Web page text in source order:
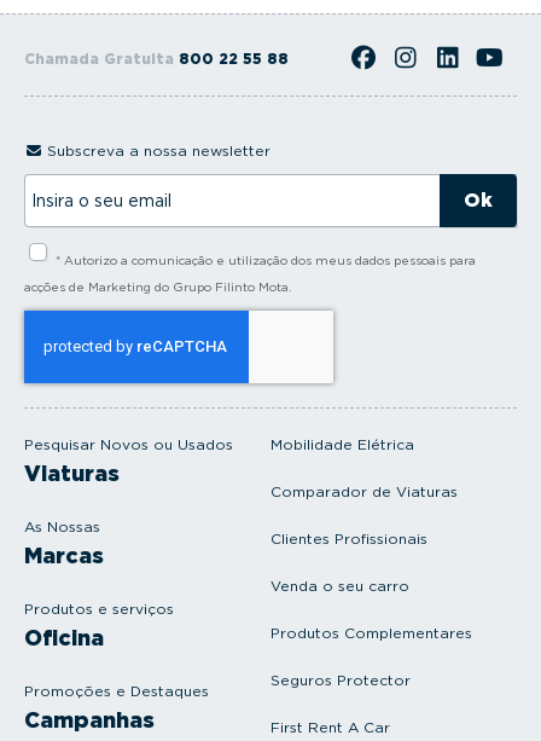
Chamada Gratuita 800 22 55 88
Pesquisar Novos ou Usados
Viaturas
As Nossas
Marcas
Produtos e serviços
Oficina
Promoções e Destaques
Campanhas
Mobilidade Elétrica
Comparador de Viaturas
Clientes Profissionais
Venda o seu carro
Produtos Complementares
Seguros Protector
First Rent A Car
Subscreva a nossa newsletter
s
* Autorizo a comunicação e utilização dos meus dados pessoais para
acções de Marketing do Grupo Filinto Mota.